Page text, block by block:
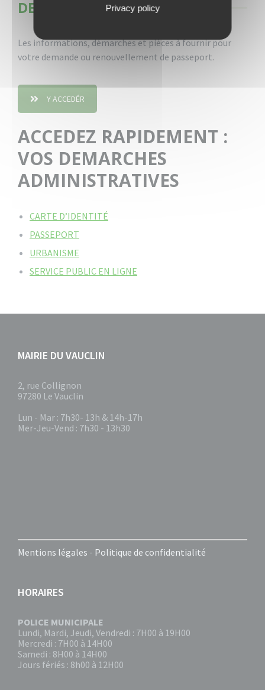
DEMANDE DE PASSEPORT
Les informations, démarches et pièces à fournir pour
votre demande ou renouvellement de passeport.
Y ACCEDÉR
ACCEDEZ RAPIDEMENT :
VOS DEMARCHES
ADMINISTRATIVES
CARTE D’IDENTITÉ
PASSEPORT
URBANISME
SERVICE PUBLIC EN LIGNE
MAIRIE DU VAUCLIN
2, rue Collignon
97280 Le Vauclin
Lun - Mar : 7h30- 13h & 14h-17h
Mer-Jeu-Vend : 7h30 - 13h30
Mentions légales - Politique de confidentialité
HORAIRES
POLICE MUNICIPALE
Lundi, Mardi, Jeudi, Vendredi : 7H00 à 19H00
Mercredi : 7H00 à 14H00
Samedi : 8H00 à 14H00
Jours fériés : 8h00 à 12H00
Privacy policy